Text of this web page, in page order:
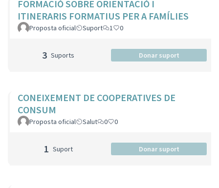
FORMACIÓ SOBRE ORIENTACIÓ I
ITINERARIS FORMATIUS PER A FAMÍLIES
Proposta oficial Suport 1 0
3 Suports Donar suport
CONEIXEMENT DE COOPERATIVES DE
CONSUM
Proposta oficial Salut 0 0
1 Suport Donar suport